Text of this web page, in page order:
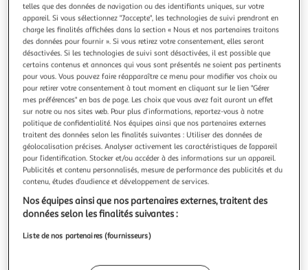
Illustration
précédente
Illustration
suivante
DOUCEUR D'INTÉRIEUR
Serviette d'invité majesty 30x50cm sable
Informations Techniques : Dimensions : L. 50 x l. 30 cm
Matières : Serviette : 100% Coton Liteau : 100% Polyester
Spécificités : Pratique & Utile Serviette d'invité Label Oeko-
Tex Forme rectangulaire Entretien : Lavage à 40° Séchage
modéré Repassage à 150° Poids : 0,07 kg Couleur : Sable
En savoir +
Vous voulez connaître le prix de ce produit ?
Afficher le prix
telles que des données de navigation ou des identifiants uniques, sur votre
appareil. Si vous sélectionnez "J'accepte", les technologies de suivi prendront en
charge les finalités affichées dans la section « Nous et nos partenaires traitons
des données pour fournir ». Si vous retirez votre consentement, elles seront
désactivées. Si les technologies de suivi sont désactivées, il est possible que
certains contenus et annonces qui vous sont présentés ne soient pas pertinents
pour vous. Vous pouvez faire réapparaître ce menu pour modifier vos choix ou
pour retirer votre consentement à tout moment en cliquant sur le lien "Gérer
mes préférences" en bas de page. Les choix que vous avez fait auront un effet
sur notre ou nos sites web. Pour plus d’informations, reportez-vous à notre
politique de confidentialité. Nos équipes ainsi que nos partenaires externes
traitent des données selon les finalités suivantes : Utiliser des données de
géolocalisation précises. Analyser activement les caractéristiques de l’appareil
pour l’identification. Stocker et/ou accéder à des informations sur un appareil.
Publicités et contenu personnalisés, mesure de performance des publicités et du
contenu, études d’audience et développement de services.
Nos équipes ainsi que nos partenaires externes, traitent des
données selon les finalités suivantes :
Liste de nos partenaires (fournisseurs)